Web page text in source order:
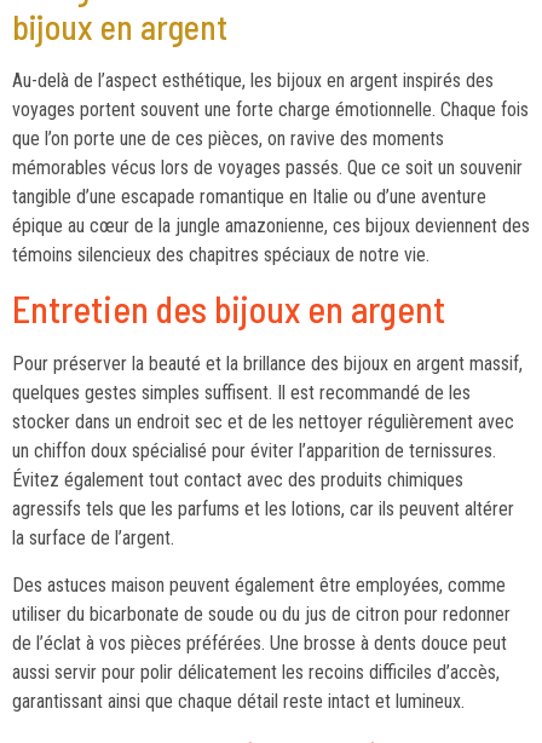
bijoux en argent
Au-delà de l’aspect esthétique, les bijoux en argent inspirés des
voyages portent souvent une forte charge émotionnelle. Chaque fois
que l’on porte une de ces pièces, on ravive des moments
mémorables vécus lors de voyages passés. Que ce soit un souvenir
tangible d’une escapade romantique en Italie ou d’une aventure
épique au cœur de la jungle amazonienne, ces bijoux deviennent des
témoins silencieux des chapitres spéciaux de notre vie.
Entretien des bijoux en argent
Pour préserver la beauté et la brillance des bijoux en argent massif,
quelques gestes simples suffisent. Il est recommandé de les
stocker dans un endroit sec et de les nettoyer régulièrement avec
un chiffon doux spécialisé pour éviter l’apparition de ternissures.
Évitez également tout contact avec des produits chimiques
agressifs tels que les parfums et les lotions, car ils peuvent altérer
la surface de l’argent.
Des astuces maison peuvent également être employées, comme
utiliser du bicarbonate de soude ou du jus de citron pour redonner
de l’éclat à vos pièces préférées. Une brosse à dents douce peut
aussi servir pour polir délicatement les recoins difficiles d’accès,
garantissant ainsi que chaque détail reste intact et lumineux.